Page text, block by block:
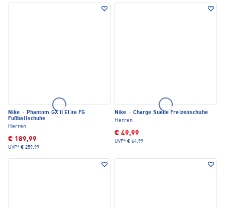
Nike · Phantom GX II Elite FG
Fußballschuhe
Herren
€ 189,99
UVP* € 259,99
Nike · Charge Suede Freizeitschuhe
Herren
€ 49,99
UVP* € 64,99